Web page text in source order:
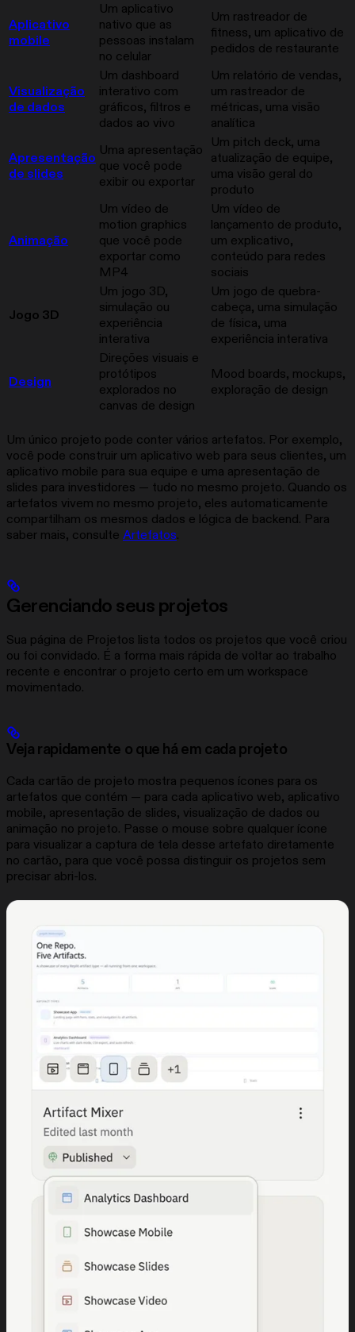
Aplicativo
mobile
Um aplicativo
nativo que as
pessoas instalam
no celular
Um rastreador de
fitness, um aplicativo de
pedidos de restaurante
Visualização
de dados
Um dashboard
interativo com
gráficos, filtros e
dados ao vivo
Um relatório de vendas,
um rastreador de
métricas, uma visão
analítica
Apresentação
de slides
Uma apresentação
que você pode
exibir ou exportar
Um pitch deck, uma
atualização de equipe,
uma visão geral do
produto
Animação
Um vídeo de
motion graphics
que você pode
exportar como
MP4
Um vídeo de
lançamento de produto,
um explicativo,
conteúdo para redes
sociais
Jogo 3D
Um jogo 3D,
simulação ou
experiência
interativa
Um jogo de quebra-
cabeça, uma simulação
de física, uma
experiência interativa
Design
Direções visuais e
protótipos
explorados no
canvas de design
Mood boards, mockups,
exploração de design
Um único projeto pode conter vários artefatos. Por exemplo,
você pode construir um aplicativo web para seus clientes, um
aplicativo mobile para sua equipe e uma apresentação de
slides para investidores — tudo no mesmo projeto. Quando os
artefatos vivem no mesmo projeto, eles automaticamente
compartilham os mesmos dados e lógica de backend. Para
saber mais, consulte Artefatos.
Gerenciando seus projetos
Sua página de Projetos lista todos os projetos que você criou
ou foi convidado. É a forma mais rápida de voltar ao trabalho
recente e encontrar o projeto certo em um workspace
movimentado.
Veja rapidamente o que há em cada projeto
Cada cartão de projeto mostra pequenos ícones para os
artefatos que contém — para cada aplicativo web, aplicativo
mobile, apresentação de slides, visualização de dados ou
animação no projeto. Passe o mouse sobre qualquer ícone
para visualizar a captura de tela desse artefato diretamente
no cartão, para que você possa distinguir os projetos sem
precisar abri-los.